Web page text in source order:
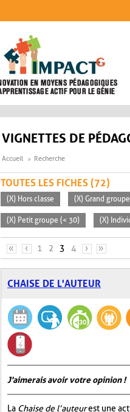
VIGNETTES DE
Accueil Recherche
TOUTES LES FICHES (72)
(X) Hors classe (X) Grand
(X) Petit groupe (< 30) (X)
PAGES
« ‹ 1 2 3 4 › »
CHAISE DE L'AUTEUR
J'aimerais avoir votre opinion !
La Chaise de l’auteurest une